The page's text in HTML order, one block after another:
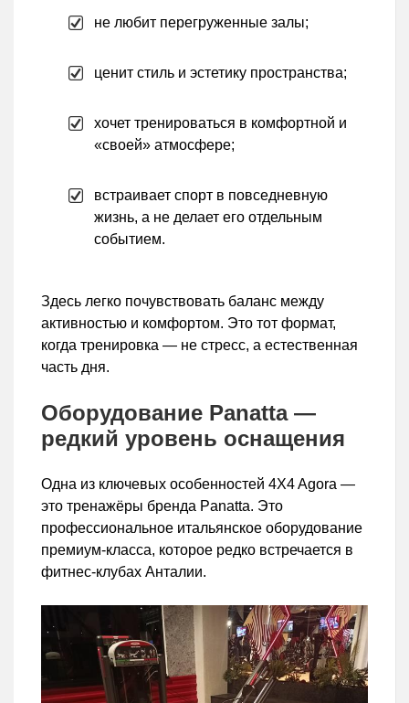
не любит перегруженные залы;
ценит стиль и эстетику пространства;
хочет тренироваться в комфортной и
«своей» атмосфере;
встраивает спорт в повседневную
жизнь, а не делает его отдельным
событием.
Здесь легко почувствовать баланс между
активностью и комфортом. Это тот формат,
когда тренировка — не стресс, а естественная
часть дня.
Оборудование Panatta —
редкий уровень оснащения
Одна из ключевых особенностей 4X4 Agora —
это тренажёры бренда Panatta. Это
профессиональное итальянское оборудование
премиум-класса, которое редко встречается в
фитнес-клубах Анталии.